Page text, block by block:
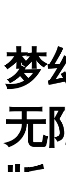
梦
无